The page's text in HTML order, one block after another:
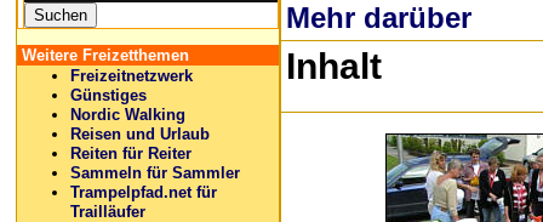
Weitere Freizetthemen
Freizeitnetzwerk
Günstiges
Nordic Walking
Reisen und Urlaub
Reiten für Reiter
Sammeln für Sammler
Trampelpfad.net für
Trailläufer
Mehr darüber
Inhalt